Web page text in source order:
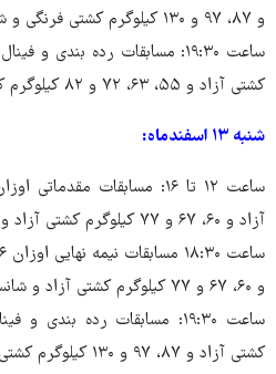
و ۸۷، ۹۷ و ۱۳۰ کیلوگرم کشتی فرنگی و شانس مجدد اوزان روز قبل
کشتی آزاد و ۵۵، ۶۳، ۷۲ و ۸۲ کیلوگرم کشتی فرنگی
شنبه ۱۳ اسفندماه:
آزاد و ۶۰، ۶۷ و ۷۷ کیلوگرم کشتی آزاد و شانس مجدد اوزان روز قبل
و ۶۰، ۶۷ و ۷۷ کیلوگرم کشتی آزاد و شانس مجدد اوزان روز قبل
کشتی آزاد و ۸۷، ۹۷ و ۱۳۰ کیلوگرم کشتی فرنگی